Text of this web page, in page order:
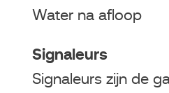
Water na afloop
Signaleurs
Signaleurs zijn de